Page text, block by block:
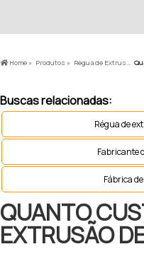
Home » Produtos » Régua de Extrusão »
Buscas relacionadas:
Régua de
Fabricante
Fábrica
QUANTO
EXTRUSÃO